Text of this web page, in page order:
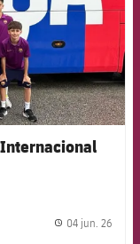
Internacional
04 jun. 26